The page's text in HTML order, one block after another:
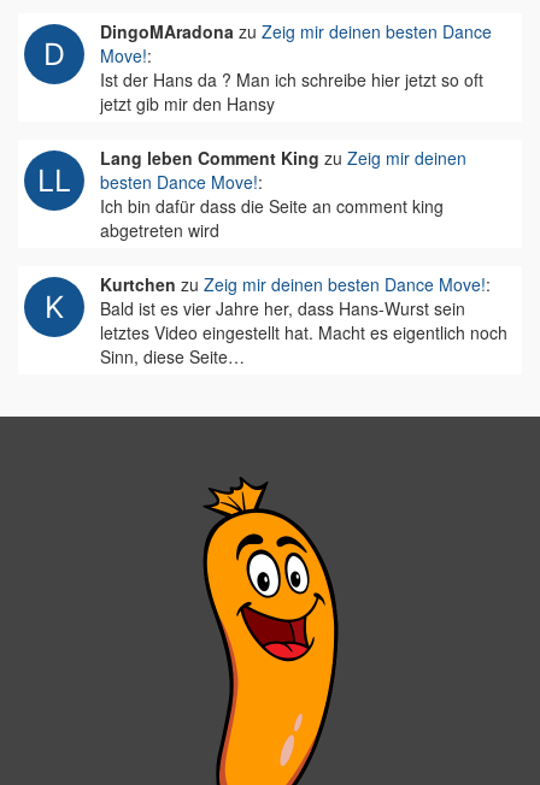
DingoMAradona zu Zeig mir deinen besten Dance
Move!:
Ist der Hans da ? Man ich schreibe hier jetzt so oft
jetzt gib mir den Hansy
Lang leben Comment King zu Zeig mir deinen
besten Dance Move!:
Ich bin dafür dass die Seite an comment king
abgetreten wird
Kurtchen zu Zeig mir deinen besten Dance Move!:
Bald ist es vier Jahre her, dass Hans-Wurst sein
letztes Video eingestellt hat. Macht es eigentlich noch
Sinn, diese Seite…